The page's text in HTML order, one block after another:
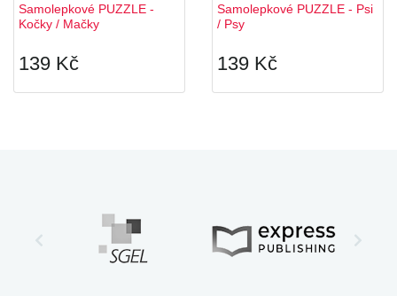
Samolepkové PUZZLE -
Kočky / Mačky
139 Kč
Samolepkové PUZZLE - Psi
/ Psy
139 Kč